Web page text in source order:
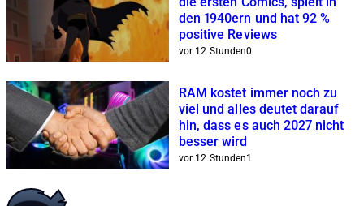
den 1940ern und hat 92 %
positive Reviews
vor 12 Stunden0
RAM kostet immer noch zu
viel und alles deutet darauf
hin, dass es auch 2027 nicht
besser wird
vor 12 Stunden1